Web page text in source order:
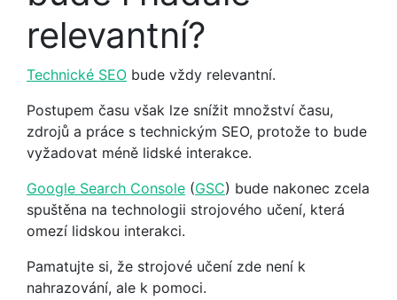
relevantní?
Technické SEO bude vždy relevantní.
Postupem času však lze snížit množství času,
zdrojů a práce s technickým SEO, protože to bude
vyžadovat méně lidské interakce.
Google Search Console (GSC) bude nakonec zcela
spuštěna na technologii strojového učení, která
omezí lidskou interakci.
Pamatujte si, že strojové učení zde není k
nahrazování, ale k pomoci.